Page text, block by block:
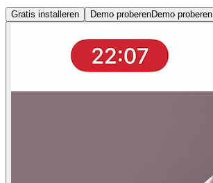
Gratis installeren Demo proberenDemo proberen